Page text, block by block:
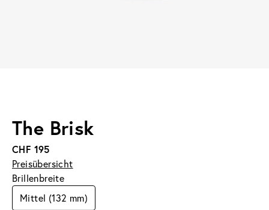
The Brisk
CHF 195
Preisübersicht
Brillenbreite
Mittel (132 mm)